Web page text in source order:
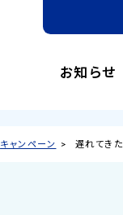
お知らせ
キャンペーン 遅れてき